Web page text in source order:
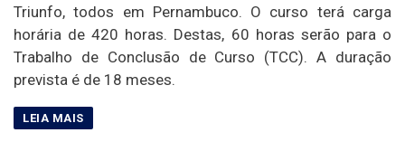
Triunfo, todos em Pernambuco. O curso terá carga
horária de 420 horas. Destas, 60 horas serão para o
Trabalho de Conclusão de Curso (TCC). A duração
prevista é de 18 meses.